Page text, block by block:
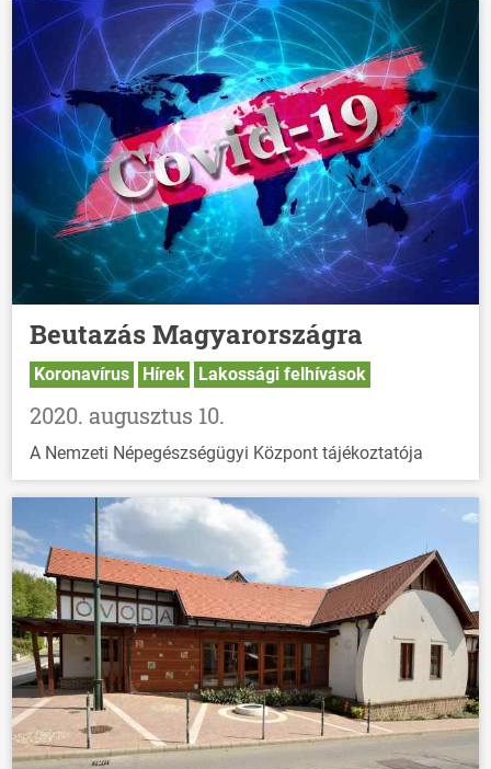
Beutazás Magyarországra
Koronavírus Hírek Lakossági felhívások
2020. augusztus 10.
A Nemzeti Népegészségügyi Központ tájékoztatója